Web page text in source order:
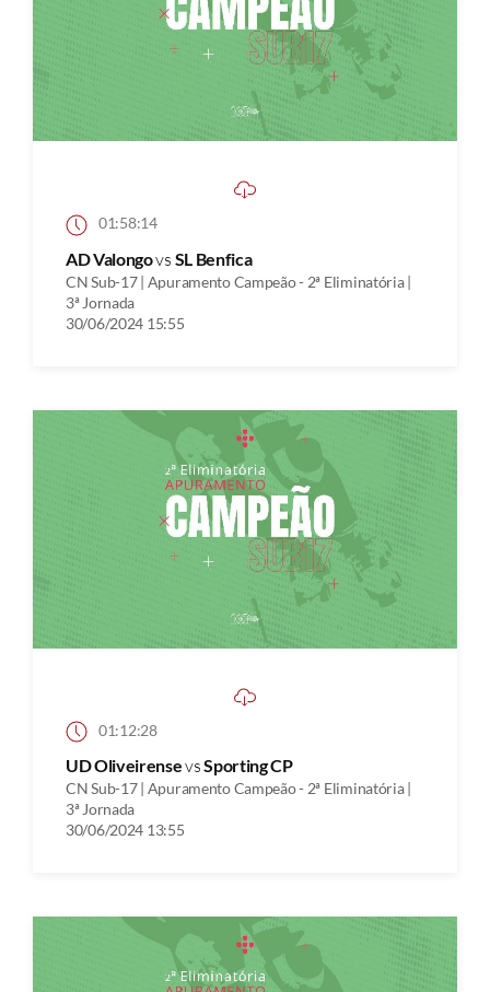
01:58:14
AD Valongovs SL Benfica
CN Sub-17 | Apuramento Campeão - 2ª Eliminatória |
3ª Jornada
30/06/2024 15:55
01:12:28
UD OliveirensevsSporting CP
CN Sub-17 | Apuramento Campeão - 2ª Eliminatória |
3ª Jornada
30/06/2024 13:55